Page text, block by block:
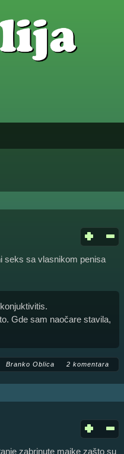
seks sa vlasnikom penisa
Gde sam naočare stavila,
Branko Oblica 2 komentara
zabrinute majke zašto su